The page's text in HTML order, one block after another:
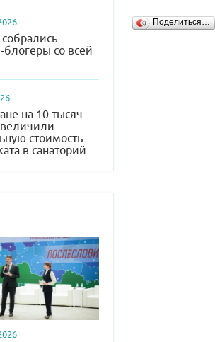
блогеры со всей
на 10 тысяч
стоимость
в санаторий
Поделиться…